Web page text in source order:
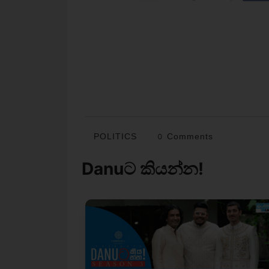
POLITICS 0 Comments